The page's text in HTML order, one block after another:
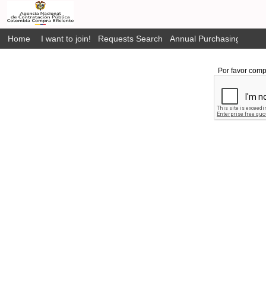
Home I want to join! Requests Search Annual Purchasing Plan
Por favor